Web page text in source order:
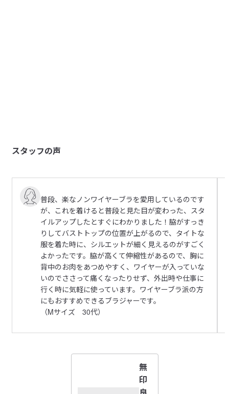
スタッフの声
普段、楽なノンワイヤーブラを愛用しているのです
が、これを着けると普段と見た目が変わった、スタ
イルアップしたとすぐにわかりました！脇がすっき
りしてバストトップの位置が上がるので、タイトな
服を着た時に、シルエットが細く見えるのがすごく
よかったです。脇が高くて伸縮性があるので、胸に
背中のお肉をあつめやすく、ワイヤーが入っていな
いのでささって痛くなったりせず、外出時や仕事に
行く時に気軽に使っています。ワイヤーブラ派の方
にもおすすめできるブラジャーです。
（Mサイズ 30代）
無
印